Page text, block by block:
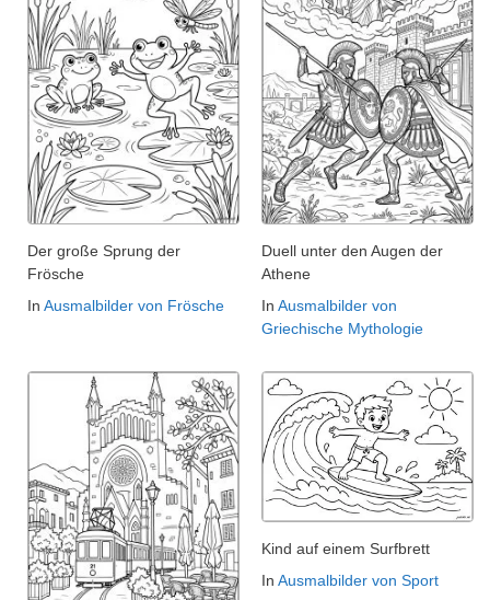
Der große Sprung der
Frösche
In Ausmalbilder von Frösche
Duell unter den Augen der
Athene
In Ausmalbilder von
Griechische Mythologie
Kind auf einem Surfbrett
In Ausmalbilder von Sport